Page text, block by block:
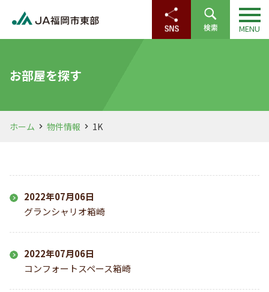
お部屋を探す
ホーム 物件情報 1K
2022年07月06日
グランシャリオ箱崎
2022年07月06日
コンフォートスペース箱崎